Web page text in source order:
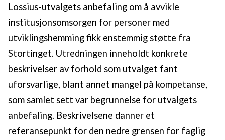
Lossius-utvalgets anbefaling om å avvikle
institusjonsomsorgen for personer med
utviklingshemming fikk enstemmig støtte fra
Stortinget. Utredningen inneholdt konkrete
beskrivelser av forhold som utvalget fant
uforsvarlige, blant annet mangel på kompetanse,
som samlet sett var begrunnelse for utvalgets
anbefaling. Beskrivelsene danner et
referansepunkt for den nedre grensen for faglig